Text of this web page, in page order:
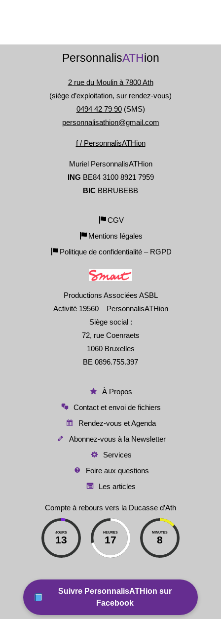
PersonnalisATHion
2 rue du Moulin à 7800 Ath
(siège d’exploitation, sur rendez-vous)
0494 42 79 90(SMS)
personnalisathion@gmail.com
f / PersonnalisATHion
Muriel PersonnalisATHion
ING BE84 3100 8921 7959
BIC BBRUBEBB
CGV
Mentions légales
Politique de confidentialité – RGPD
Productions Associées ASBL
Activité 19560 – PersonnalisATHion
Siège social :
72, rue Coenraets
1060 Bruxelles
BE 0896.755.397
À Propos
Contact et envoi de fichiers
Rendez-vous et Agenda
Abonnez-vous à la Newsletter
Services
Foire aux questions
Les articles
Compte à rebours vers la Ducasse d’Ath
JOURS
13
HEURES
17
MINUTES
8
Suivre PersonnalisATHion sur
Facebook